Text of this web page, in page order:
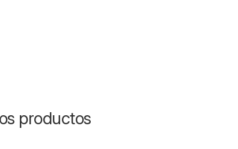
productos